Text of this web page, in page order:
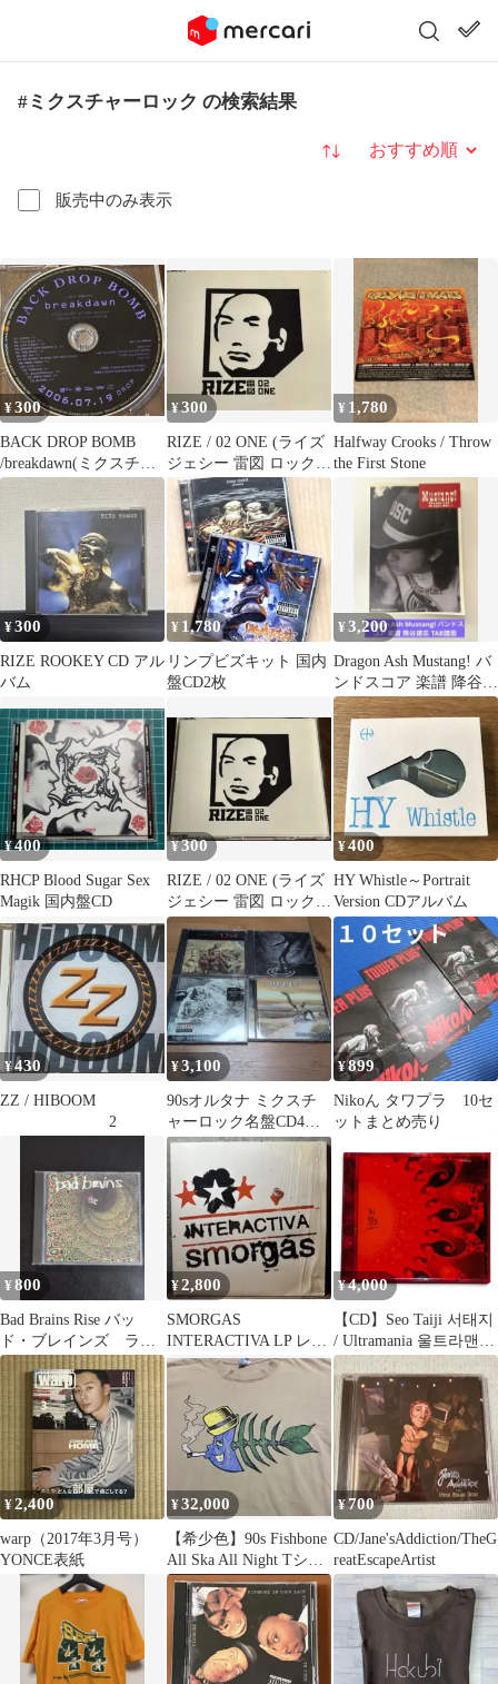
#ミクスチャーロック の検索結果
販売中のみ表示
並び替え
¥300
BACK DROP BOMB
/breakdawn(ミクスチャ
ーロック ダンス2
¥300
RIZE / 02 ONE (ライズ
ジェシー 雷図 ロック
ミクスチャー)2
¥ 1,780
Halfway Crooks / Throw
the First Stone
¥300
RIZE ROOKEY CD アル
バム
¥ 1,780
リンプビズキット 国内
盤CD2枚
¥3,200
Dragon Ash Mustang! バ
ンドスコア 楽譜 降谷建
志 TAB譜面
¥400
RHCP Blood Sugar Sex
Magik 国内盤CD
¥300
RIZE / 02 ONE (ライズ
ジェシー 雷図 ロック
ミクスチャー)
¥400
HY Whistle～Portrait
Version CDアルバム
¥430
ZZ / HIBOOM
2
¥3,100
90sオルタナ ミクスチ
ャーロック名盤CD4枚
レイジ レニクラ 他
¥899
Nikoん タワプラ 10セ
ットまとめ売り
¥800
Bad Brains Rise バッ
ド・ブレインズ ライ
ズ アルバム CD
¥2,800
SMORGAS
INTERACTIVA LP レコ
ード 希少盤
¥4,000
【CD】Seo Taiji 서태지
/ Ultramania 울트라맨이
야
¥2,400
warp（2017年3月号）
YONCE表紙
¥32,000
【希少色】90s Fishbone
All Ska All Night Tシャ
ツ
¥700
CD/Jane'sAddiction/TheG
reatEscapeArtist